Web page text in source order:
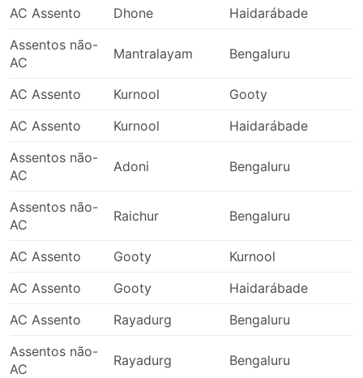
AC Assento Dhone Haidarábade
Assentos não-
AC
Mantralayam Bengaluru
AC Assento Kurnool Gooty
AC Assento
Kurnool Haidarábade
Assentos não-
AC
Adoni Bengaluru
Assentos não-
AC
Raichur Bengaluru
AC Assento Gooty Kurnool
AC Assento
Gooty Haidarábade
AC Assento
Rayadurg Bengaluru
Assentos não-
AC
Rayadurg Bengaluru